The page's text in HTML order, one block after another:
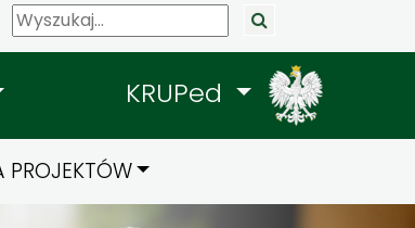
KRUPed
PROJEKTÓW